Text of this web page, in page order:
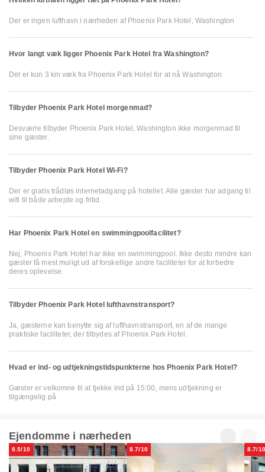
Der er ingen lufthavn i nærheden af Phoenix Park Hotel, Washington
Hvor langt væk ligger Phoenix Park Hotel fra Washington?
Det er kun 3 km væk fra Phoenix Park Hotel for at nå Washington
Tilbyder Phoenix Park Hotel morgenmad?
Desværre tilbyder Phoenix Park Hotel, Washington ikke morgenmad til
sine gæster.
Tilbyder Phoenix Park Hotel Wi-Fi?
Der er gratis trådløs internetadgang på hotellet. Alle gæster har adgang til
wifi til både arbejde og fritid.
Har Phoenix Park Hotel en swimmingpoolfacilitet?
Nej, Phoenix Park Hotel har ikke en swimmingpool. Ikke desto mindre kan
gæster få mest muligt ud af forskellige andre faciliteter for at forbedre
deres oplevelse.
Tilbyder Phoenix Park Hotel lufthavnstransport?
Ja, gæsterne kan benytte sig af lufthavnstransport, en af de mange
praktiske faciliteter, der tilbydes af Phoenix Park Hotel.
Hvad er ind- og udtjekningstidspunkterne hos Phoenix Park Hotel?
Gæster er velkomne til at tjekke ind på 15:00, mens udtjekning er
tilgængelig på
Ejendomme i nærheden
8.5/10 8.7/10 8.7/10